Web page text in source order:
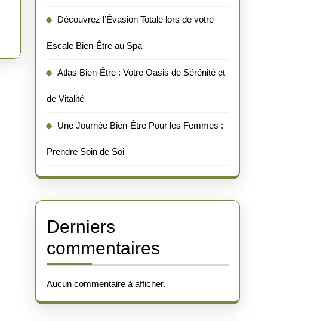
Découvrez l’Évasion Totale lors de votre
Escale Bien-Être au Spa
Atlas Bien-Être : Votre Oasis de Sérénité et
de Vitalité
Une Journée Bien-Être Pour les Femmes :
Prendre Soin de Soi
Derniers
commentaires
Aucun commentaire à afficher.